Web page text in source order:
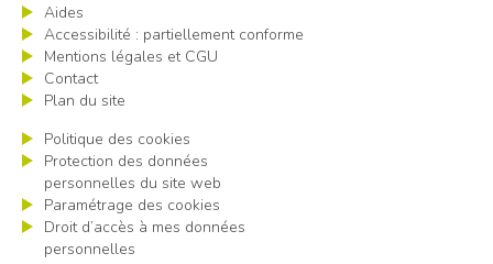
Aides
Accessibilité : partiellement conforme
Mentions légales et CGU
Contact
Plan du site
Politique des cookies
Protection des données
personnelles du site web
Paramétrage des cookies
Droit d’accès à mes données
personnelles